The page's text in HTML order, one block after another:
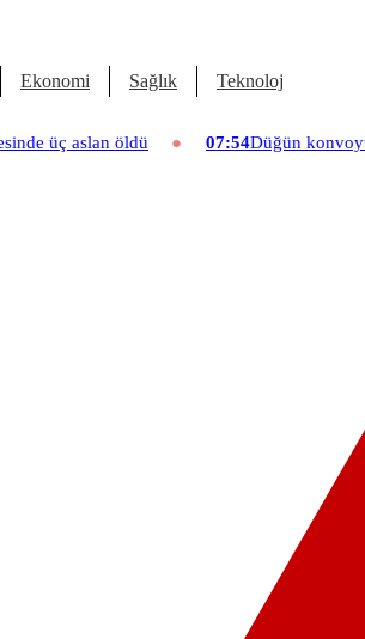
Ekonomi Sağlık Teknoloji
07:54Düğün konvoyuna ağır fatura: